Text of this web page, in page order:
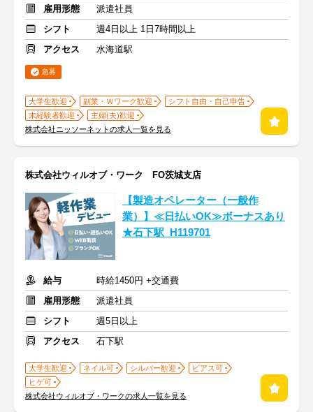
雇用形態
派遣社員
シフト
週4日以上 1日7時間以上
アクセス
水海道駅
急募
大学生歓迎 副業・Ｗワーク歓迎
シフト自由・自己申告
未経験者歓迎
主婦(夫)歓迎
株式会社ニッソーネットの求人一覧を見る
株式会社ウィルオブ・ワーク FO茨城支店
【製造オペレーター（一般作
業）】≪日払いOK≫ボーナスあり
★石下駅_H119701
給与
時給1450円 +交通費
雇用形態
派遣社員
シフト
週5日以上
アクセス
石下駅
大学生歓迎 ネイル可 シルバー歓迎
ピアス可
ヒゲ可
株式会社ウィルオブ・ワークの求人一覧を見る